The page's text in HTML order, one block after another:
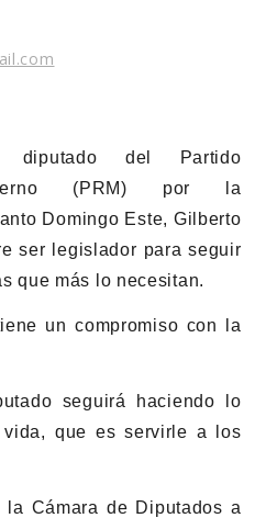
diputado del Partido
(PRM) por la
Domingo Este, Gilberto
ser legislador para seguir
que más lo necesitan.
un compromiso con la
seguirá haciendo lo
que es servirle a los
la Cámara de Diputados a